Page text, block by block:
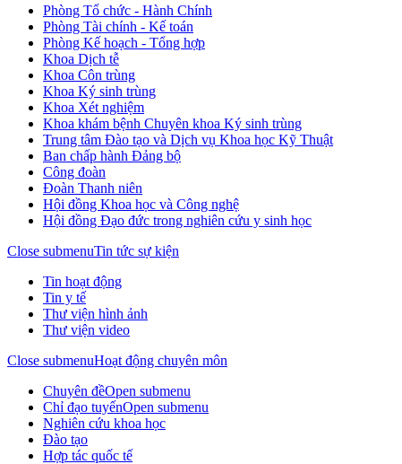
Phòng Tổ chức - Hành Chính
Phòng Tài chính - Kế toán
Phòng Kế hoạch - Tổng hợp
Khoa Dịch tễ
Khoa Côn trùng
Khoa Ký sinh trùng
Khoa Xét nghiệm
Khoa khám bệnh Chuyên khoa Ký sinh trùng
Trung tâm Đào tạo và Dịch vụ Khoa học Kỹ Thuật
Ban chấp hành Đảng bộ
Công đoàn
Đoàn Thanh niên
Hội đồng Khoa học và Công nghệ
Hội đồng Đạo đức trong nghiên cứu y sinh học
Close submenuTin tức sự kiện
Tin hoạt động
Tin y tế
Thư viện hình ảnh
Thư viện video
Close submenuHoạt động chuyên môn
Chuyên đềOpen submenu
Chỉ đạo tuyếnOpen submenu
Nghiên cứu khoa học
Đào tạo
Hợp tác quốc tế